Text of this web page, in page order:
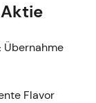
Flavor